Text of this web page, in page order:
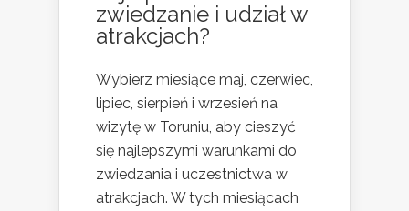
zwiedzanie i udział w
atrakcjach?
Wybierz miesiące maj, czerwiec,
lipiec, sierpień i wrzesień na
wizytę w Toruniu, aby cieszyć
się najlepszymi warunkami do
zwiedzania i uczestnictwa w
atrakcjach. W tych miesiącach